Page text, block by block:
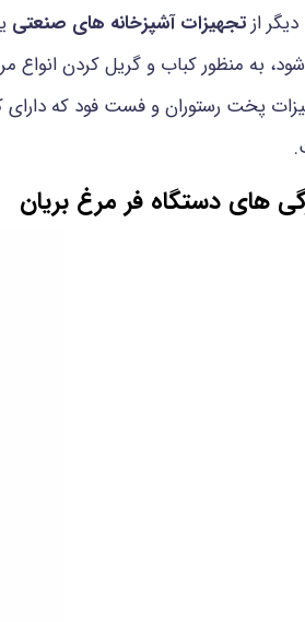
ازتجهیزات آشپزخانه های صنعتی
به منظور کباب و گریل کردن انواع
پخت رستوران و فست فود که دارای
های دستگاه فر مرغ بریان